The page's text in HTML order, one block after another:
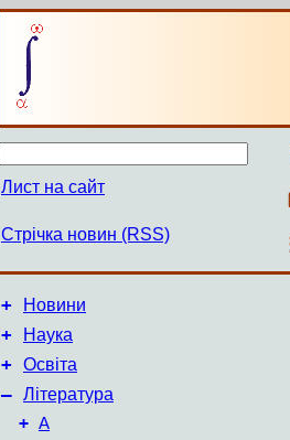
Лист на сайт
Стрічка новин (RSS)
+ Новини
+ Наука
+ Освіта
– Література
+ А